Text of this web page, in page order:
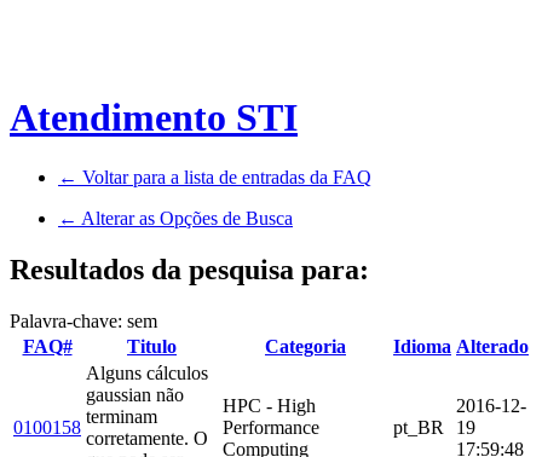
Atendimento STI
← Voltar para a lista de entradas da FAQ
← Alterar as Opções de Busca
Resultados da pesquisa para:
Palavra-chave: sem
FAQ#
Titulo Categoria Idioma Alterado
0100158
Alguns cálculos
gaussian não
terminam
corretamente. O
HPC - High
Performance
Computing
pt_BR
2016-12-
19
17:59:48